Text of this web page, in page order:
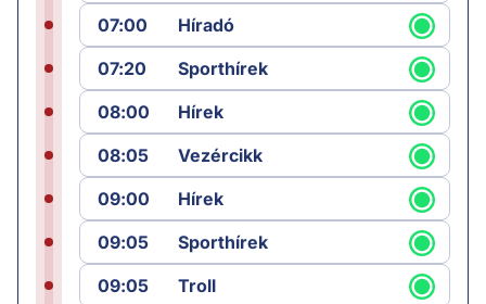
07:00
Híradó
07:20
Sporthírek
08:00
Hírek
08:05
Vezércikk
09:00
Hírek
09:05
Sporthírek
09:05
Troll